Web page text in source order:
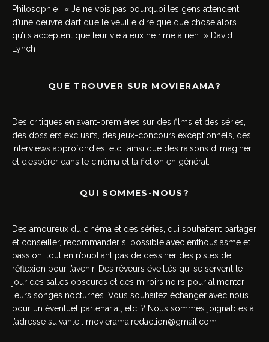
Philosophie : « Je ne vois pas pourquoi les gens attendent
d’une oeuvre d’art qu’elle veuille dire quelque chose alors
qu’ils acceptent que leur vie à eux ne rime à rien » David
Lynch
QUE TROUVER SUR MOVIERAMA?
Des critiques en avant-premières sur des films et des séries,
des dossiers exclusifs, des jeux-concours exceptionnels, des
interviews approfondies, etc., ainsi que des raisons d’imaginer
et d’espérer dans le cinéma et la fiction en général…
QUI SOMMES-NOUS?
Des amoureux du cinéma et des séries, qui souhaitent partager
et conseiller, recommander si possible avec enthousiasme et
passion, tout en n’oubliant pas de dessiner des pistes de
réflexion pour l’avenir. Des rêveurs éveillés qui se servent le
jour des salles obscures et des miroirs noirs pour alimenter
leurs songes nocturnes. Vous souhaitez échanger avec nous
pour un éventuel partenariat, etc. ? Nous sommes joignables à
l’adresse suivante : movierama.redaction@gmail.com